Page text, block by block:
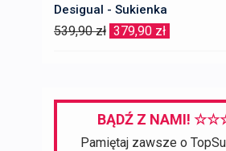
wynosiła:
119,90 zł.
wynosi:
79,90 zł.
Desigual - Sukienka
539,90zł Pierwotna
539,90 zł.
379,90 zł
379,90 zł.
BĄDŹ Z NAMI!
Pamiętaj zawsze o